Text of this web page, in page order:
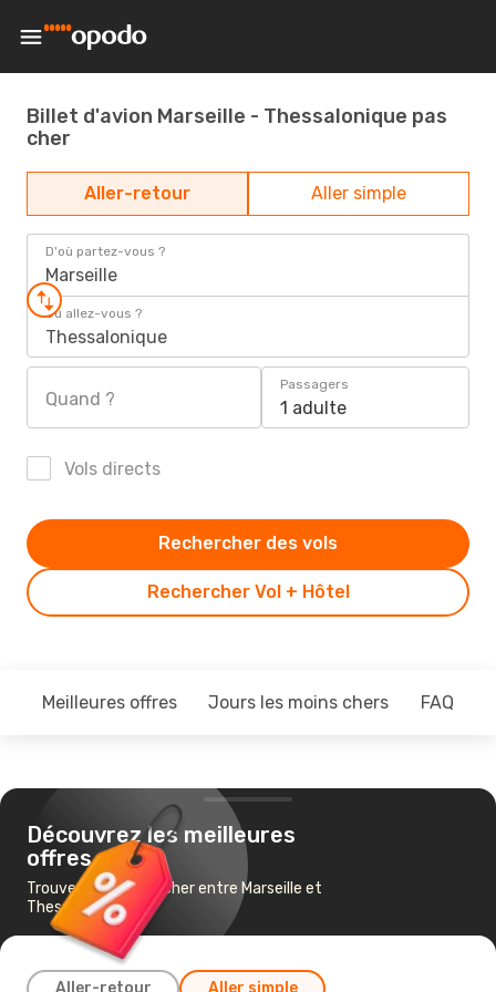
Billet d'avion Marseille - Thessalonique pas
cher
Aller-retour Aller simple
D'où partez-vous ?
Marseille
Où allez-vous ?
Thessalonique
Quand ?
Passagers
1 adulte
Vols directs
Rechercher Vol + Hôtel
Rechercher des vols
Meilleures offres Jours les moins chers FAQ
Découvrez les meilleures
offres
Trouvez un vol pas cher entre Marseille et
Thessalonique
Aller-retour Aller simple